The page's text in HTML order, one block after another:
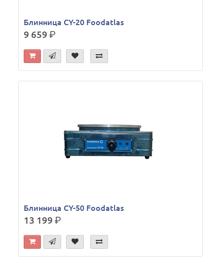
Блинница CY-20 Foodatlas
9 659р.
Блинница CY-50 Foodatlas
13 199р.